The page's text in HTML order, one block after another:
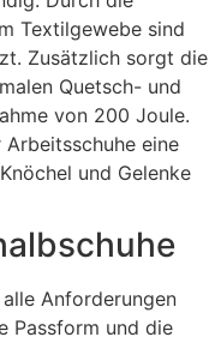
Textilgewebe sind
Zusätzlich sorgt die
Quetsch- und
von 200 Joule.
eine
und Gelenke
Anforderungen
Passform und die